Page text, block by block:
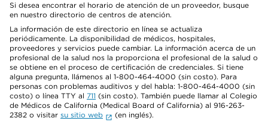
Si desea encontrar el horario de atención de un proveedor, busque
en nuestro directorio de centros de atención.
La información de este directorio en línea se actualiza
periódicamente. La disponibilidad de médicos, hospitales,
proveedores y servicios puede cambiar. La información acerca de un
profesional de la salud nos la proporciona el profesional de la salud o
se obtiene en el proceso de certificación de credenciales. Si tiene
alguna pregunta, llámenos al 1-800-464-4000 (sin costo). Para
personas con problemas auditivos y del habla: 1-800-464-4000 (sin
costo) o línea TTY al 711 (sin costo). También puede llamar al Colegio
de Médicos de California (Medical Board of California) al 916-263-
2382 o visitar su sitio web
(en inglés).